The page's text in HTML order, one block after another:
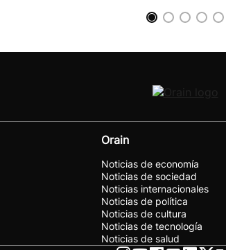
Orain
Noticias de economía
Noticias de sociedad
Noticias internacionales
Noticias de política
Noticias de cultura
Noticias de tecnología
Noticias de salud